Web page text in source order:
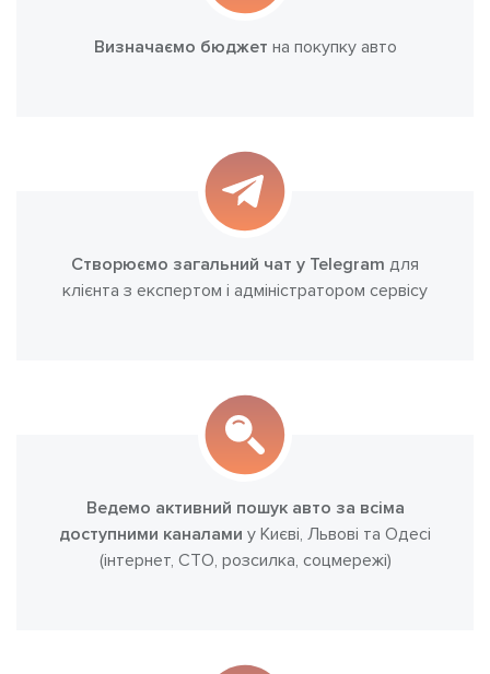
Визначаємо бюджет на покупку авто
Створюємо загальний чат у Telegram для
клієнта з експертом і адміністратором сервісу
Ведемо активний пошук авто за всіма
доступними каналами у Києві, Львові та Одесі
(інтернет, СТО, розсилка, соцмережі)